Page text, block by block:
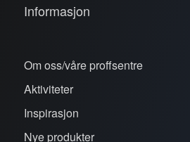
Informasjon
Om oss/våre proffsentre
Aktiviteter
Inspirasjon
Nye produkter